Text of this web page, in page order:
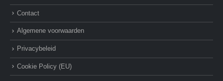
Contact
Algemene voorwaarden
Privacybeleid
Cookie Policy (EU)